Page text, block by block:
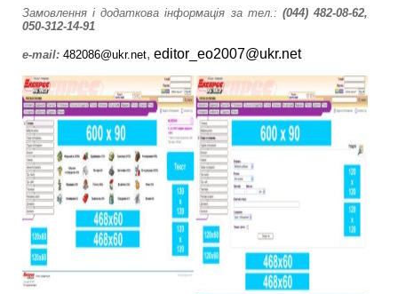
Замовлення і додаткова інформація за тел.: (044) 482-08-62,
050-312-14-91
e-mail: 482086@ukr.net, editor_eo2007@ukr.net